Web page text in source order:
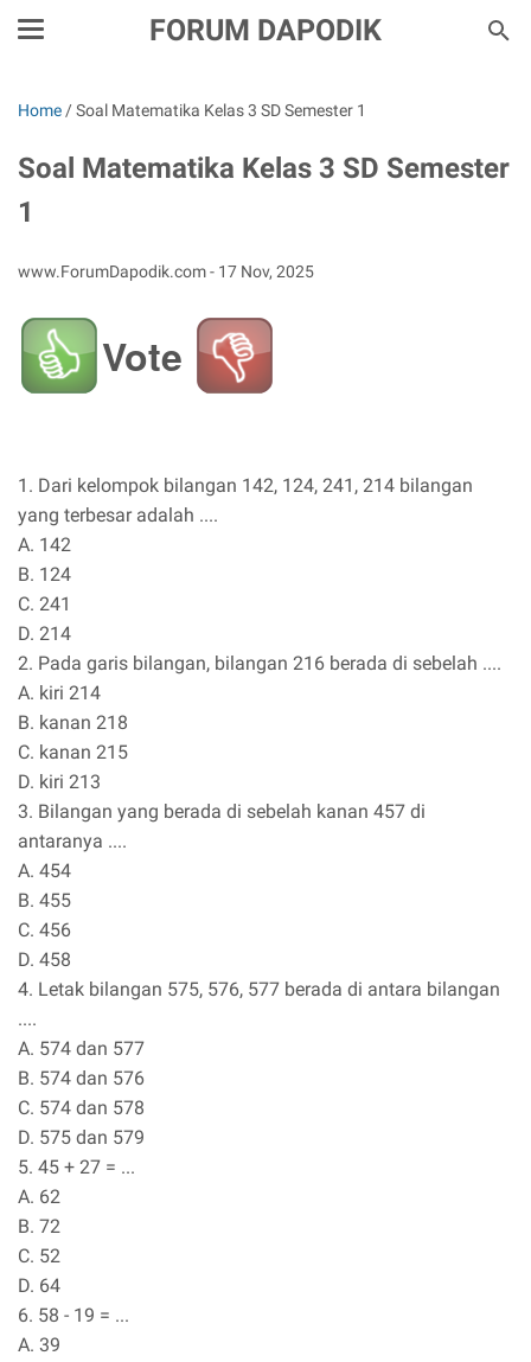
FORUM DAPODIK
Home /Soal Matematika Kelas 3 SD Semester 1
Soal Matematika Kelas 3 SD Semester
1
www.ForumDapodik.com - 17 Nov, 2025
Vote
1. Dari kelompok bilangan 142, 124, 241, 214 bilangan
yang terbesar adalah ....
A. 142
B. 124
C. 241
D. 214
2. Pada garis bilangan, bilangan 216 berada di sebelah ....
A. kiri 214
B. kanan 218
C. kanan 215
D. kiri 213
3. Bilangan yang berada di sebelah kanan 457 di
antaranya ....
A. 454
B. 455
C. 456
D. 458
4. Letak bilangan 575, 576, 577 berada di antara bilangan
....
A. 574 dan 577
B. 574 dan 576
C. 574 dan 578
D. 575 dan 579
5. 45 + 27 = ...
A. 62
B. 72
C. 52
D. 64
6. 58 - 19 = ...
A. 39